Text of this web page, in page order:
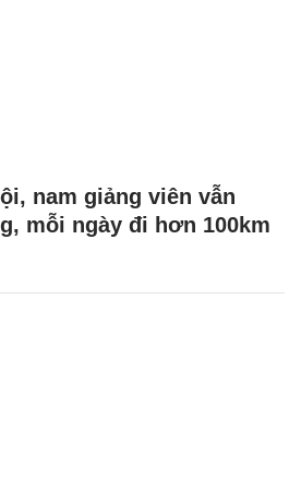
nam giảng viên vẫn
mỗi ngày đi hơn 100km